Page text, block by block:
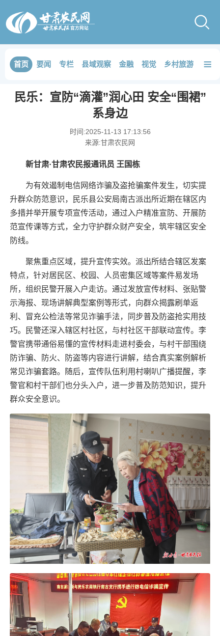
首页 要闻 专栏 县域观察 金融 视觉 乡村旅游 品鉴
≡
民乐：宣防“滴灌”润心田 安全“围裙”
系身边
时间:2025-11-13 17:13:56
来源:甘肃农民网
新甘肃·甘肃农民报通讯员 王国栋
为有效遏制电信网络诈骗及盗抢骗案件发生，切实提
升群众防范意识，民乐县公安局南古派出所近期在辖区内
多措并举开展专项宣传活动，通过入户精准宣防、开展防
范宣传课等方式，全力守护群众财产安全，筑牢辖区安全
防线。
聚焦重点区域，提升宣传实效。派出所结合辖区发案
特点，针对居民区、校园、人员密集区域等案件易发场
所，组织民警开展入户走访。通过发放宣传材料、张贴警
示海报、现场讲解典型案例等形式，向群众揭露刷单返
利、冒充公检法等常见诈骗手法，同步普及防盗抢实用技
巧。民警还深入辖区村社区，与村社区干部联动宣传。李
警官携带通俗易懂的宣传材料走进村委会，与村干部围绕
防诈骗、防火、防盗等内容进行讲解，结合真实案例解析
常见诈骗套路。随后，宣传队伍利用村喇叭广播提醒，李
警官和村干部们也分头入户，进一步普及防范知识，提升
群众安全意识。